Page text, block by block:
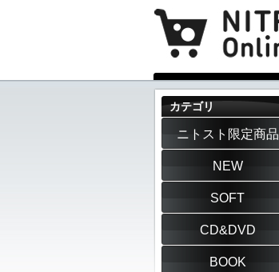
カテゴリ
ニトスト限定商品
NEW
SOFT
CD&DVD
BOOK